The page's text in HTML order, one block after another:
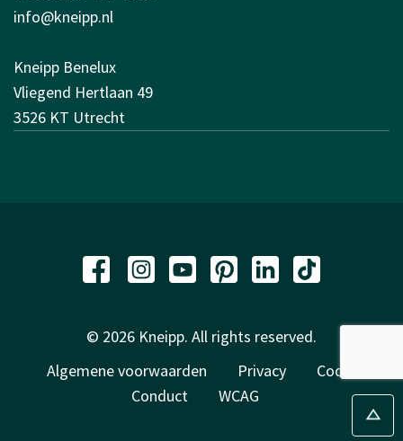
info@kneipp.nl
Kneipp Benelux
Vliegend Hertlaan 49
3526 KT Utrecht
© 2026 Kneipp. All rights reserved.
Algemene voorwaarden
Privacy
Code of
Conduct
WCAG